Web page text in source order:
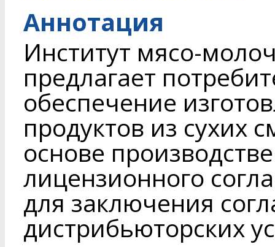
Аннотация
Институт мясо-
предлагает
обеспечение
продуктов из сухих
основе
лицензионного
для заключения
дистрибьюторских